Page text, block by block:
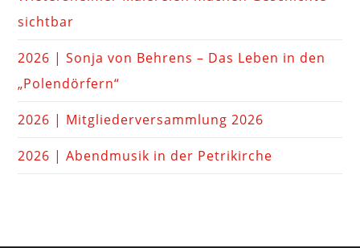
sichtbar
2026 | Sonja von Behrens – Das Leben in den
„Polendörfern“
2026 | Mitgliederversammlung 2026
2026 | Abendmusik in der Petrikirche